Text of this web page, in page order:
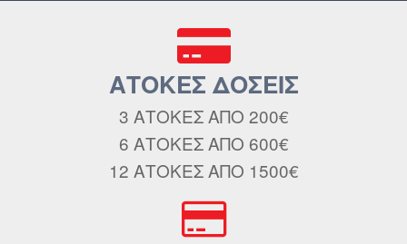
ΑΤΟΚΕΣ ΔΟΣΕΙΣ
3 ΑΤΟΚΕΣ ΑΠΟ 200€
6 ΑΤΟΚΕΣ ΑΠΟ 600€
12 ΑΤΟΚΕΣ ΑΠΟ 1500€